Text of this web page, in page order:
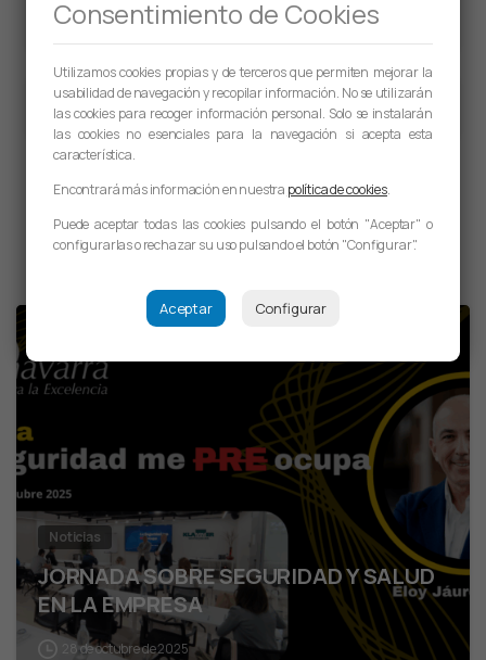
Anterior
CURSO «EXPERTO UNIVERSITARIO EN ORGANIZACIÓN Y GESTIÓN DE SERVICIOS SANITARIOS»
Siguiente
REUNIÓN DE TRABAJO CON TRENASA
Noticias relacionadas
Noticias
JORNADA SOBRE SEGURIDAD Y SALUD
EN LA EMPRESA
28 de octubre de 2025
Consentimiento de Cookies
Utilizamos cookies propias y de terceros que permiten mejorar la
usabilidad de navegación y recopilar información. No se utilizarán
las cookies para recoger información personal. Solo se instalarán
las cookies no esenciales para la navegación si acepta esta
característica.
Encontrará más información en nuestra política de cookies.
Puede aceptar todas las cookies pulsando el botón "Aceptar" o
configurarlas o rechazar su uso pulsando el botón "Configurar".
Aceptar Configurar